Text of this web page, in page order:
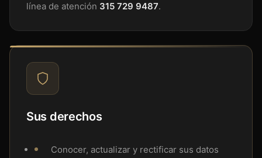
línea de atención 315 729 9487.
Sus derechos
Conocer, actualizar y rectificar sus datos